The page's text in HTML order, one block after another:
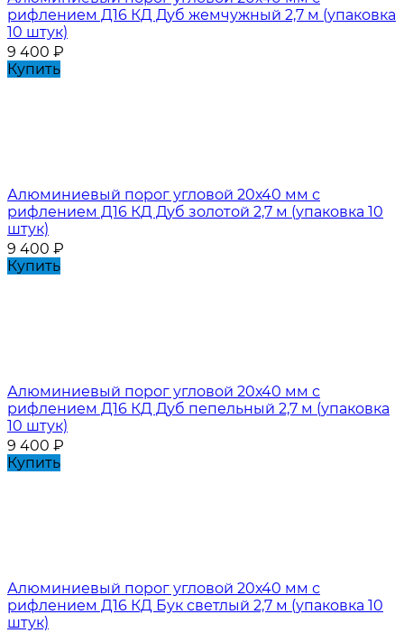
рифлением Д16 КД Дуб жемчужный 2,7 м (упаковка
10 штук)
9 400 ₽
Купить
Алюминиевый порог угловой 20х40 мм с
рифлением Д16 КД Дуб золотой 2,7 м (упаковка 10
штук)
9 400 ₽
Купить
Алюминиевый порог угловой 20х40 мм с
рифлением Д16 КД Дуб пепельный 2,7 м (упаковка
10 штук)
9 400 ₽
Купить
Алюминиевый порог угловой 20х40 мм с
рифлением Д16 КД Бук светлый 2,7 м (упаковка 10
штук)